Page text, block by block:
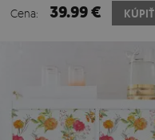
Cena: 39.99 € KÚPIŤ